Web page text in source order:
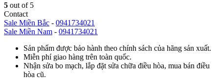
5 out of 5
Contact
Sale Miền Bắc - 0941734021
Sale Miền Nam - 0941734021
Sản phẩm được bảo hành theo chính sách của hãng sản xuất.
Miễn phí giao hàng trên toàn quốc.
Nhận sửa bo mạch, lắp đặt sửa chữa điều hòa, mua bán điều
hòa cũ.